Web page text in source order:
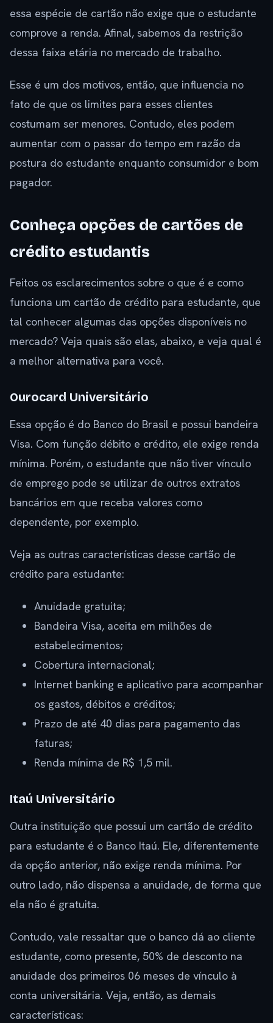
essa espécie de cartão não exige que o estudante
comprove a renda. Afinal, sabemos da restrição
dessa faixa etária no mercado de trabalho.
Esse é um dos motivos, então, que influencia no
fato de que os limites para esses clientes
costumam ser menores. Contudo, eles podem
aumentar com o passar do tempo em razão da
postura do estudante enquanto consumidor e bom
pagador.
Conheça opções de cartões de
crédito estudantis
Feitos os esclarecimentos sobre o que é e como
funciona um cartão de crédito para estudante, que
tal conhecer algumas das opções disponíveis no
mercado? Veja quais são elas, abaixo, e veja qual é
a melhor alternativa para você.
Ourocard Universitário
Essa opção é do Banco do Brasil e possui bandeira
Visa. Com função débito e crédito, ele exige renda
mínima. Porém, o estudante que não tiver vínculo
de emprego pode se utilizar de outros extratos
bancários em que receba valores como
dependente, por exemplo.
Veja as outras características desse cartão de
crédito para estudante:
Anuidade gratuita;
Bandeira Visa, aceita em milhões de
estabelecimentos;
Cobertura internacional;
Internet banking e aplicativo para acompanhar
os gastos, débitos e créditos;
Prazo de até 40 dias para pagamento das
faturas;
Renda mínima de R$ 1,5 mil.
Itaú Universitário
Outra instituição que possui um cartão de crédito
para estudante é o Banco Itaú. Ele, diferentemente
da opção anterior, não exige renda mínima. Por
outro lado, não dispensa a anuidade, de forma que
ela não é gratuita.
Contudo, vale ressaltar que o banco dá ao cliente
estudante, como presente, 50% de desconto na
anuidade dos primeiros 06 meses de vínculo à
conta universitária. Veja, então, as demais
características: